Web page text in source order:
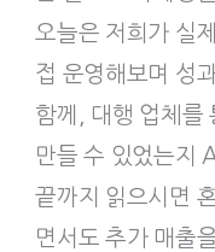
오늘은 저희가 실
접 운영해보며 성
함께, 대행 업체를
만들 수 있었는지
끝까지 읽으시면
면서도 추가 매출